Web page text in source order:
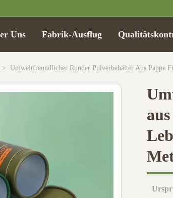
Uns Fabrik-Ausflug
> Umweltfreundlicher Runder Pulverbehälter Aus Pappe